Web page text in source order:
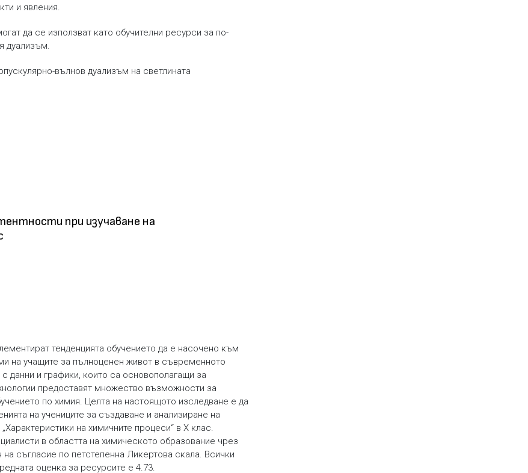
и явления.
да се използват като обучителни ресурси за по-
дуализъм.
вълнов дуализъм на светлината
при изучаване на
тенденцията обучението да е насочено към
на учащите за пълноценен живот в съвременното
данни и графики, които са основополагащи за
предоставят множество възможности за
по химия. Целта на настоящото изследване е да
на учениците за създаване и анализиране на
на химичните процеси“ в Х клас.
в областта на химическото образование чрез
съгласие по петстепенна Ликертова скала. Всички
оценка за ресурсите е 4.73.